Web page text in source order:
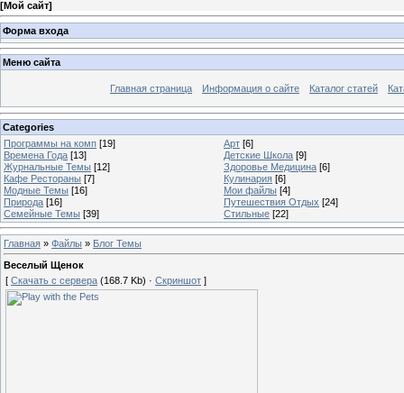
[Мой сайт]
Форма входа
Меню сайта
Главная страница Информация о сайте Каталог статей
Categories
Программы на комп [19] Арт [6]
Времена Года [13] Детские Школа [9]
Журнальные Темы [12] Здоровье Медицина [6]
Кафе Рестораны [7] Кулинария [6]
Модные Темы [16] Мои файлы [4]
Природа [16] Путешествия Отдых [24]
Семейные Темы [39] Стильные [22]
Главная » Файлы » Блог Темы
Веселый Щенок
[ Скачать с сервера (168.7 Kb) · Скриншот ]